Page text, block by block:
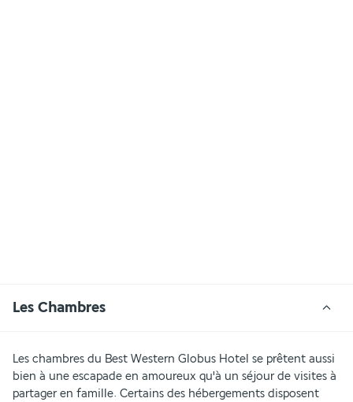
Les Chambres
Les chambres du Best Western Globus Hotel se prêtent aussi
bien à une escapade en amoureux qu'à un séjour de visites à
partager en famille. Certains des hébergements disposent